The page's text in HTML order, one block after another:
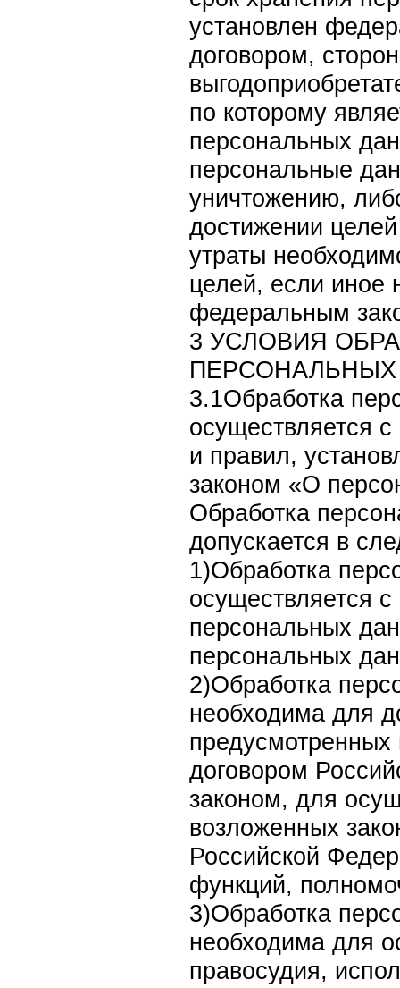
установлен
договором,
по которому
персональных
персональные
уничтожению,
достижении
утраты
целей, если иное
федеральным
3 УСЛОВИЯ
3.1Обработка
осуществляется
и правил,
законом «О
Обработка
допускается в
1)Обработка
осуществляется с
персональных
персональных
2)Обработка
необходима для
договором
законом, для
возложенных
Российской
функций,
3)Обработка
необходима для
правосудия,